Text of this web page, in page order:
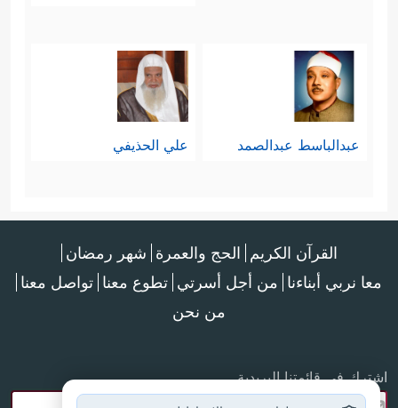
عبدالباسط عبدالصمد علي الحذيفي
القرآن الكريم الحج والعمرة شهر رمضان
معا نربي أبناءنا من أجل أسرتي تطوع معنا تواصل معنا
من نحن
اشترك في قائمتنا البريدية